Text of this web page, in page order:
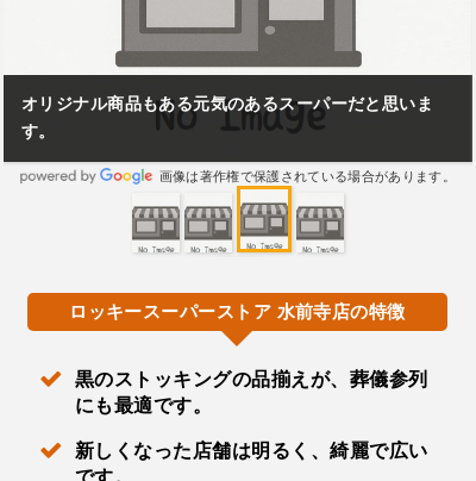
オリジナル商品もある元気のあるスーパーだと思いま
す。
画像は著作権で保護されている場合があります。
ロッキースーパーストア 水前寺店の特徴
黒のストッキングの品揃えが、葬儀参列
にも最適です。
新しくなった店舗は明るく、綺麗で広い
です。